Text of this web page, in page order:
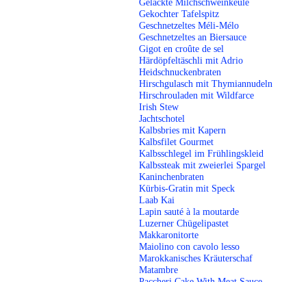
Gelackte Milchschweinkeule
Gekochter Tafelspitz
Geschnetzeltes Méli-Mélo
Geschnetzeltes an Biersauce
Gigot en croûte de sel
Härdöpfeltäschli mit Adrio
Heidschnuckenbraten
Hirschgulasch mit Thymiannudeln
Hirschrouladen mit Wildfarce
Irish Stew
Jachtschotel
Kalbsbries mit Kapern
Kalbsfilet Gourmet
Kalbsschlegel im Frühlingskleid
Kalbssteak mit zweierlei Spargel
Kaninchenbraten
Kürbis-Gratin mit Speck
Laab Kai
Lapin sauté à la moutarde
Luzerner Chügelipastet
Makkaronitorte
Maiolino con cavolo lesso
Marokkanisches Kräuterschaf
Matambre